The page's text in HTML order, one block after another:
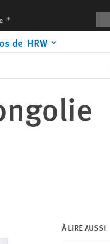
languages
de HRW
À LIRE AUSSI